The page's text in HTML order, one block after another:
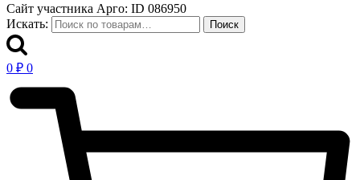
Сайт участника Арго: ID 086950
Искать:
Поиск
0 ₽ 0